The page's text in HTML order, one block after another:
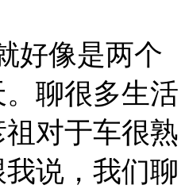
好像是两个
聊很多生活
对于车很熟
说，我们聊